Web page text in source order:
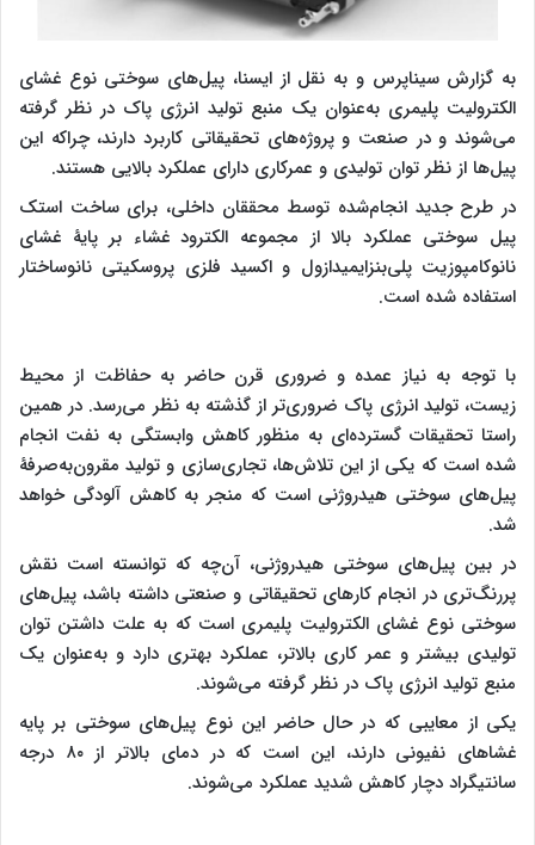
به گزارش سیناپرس و به نقل از ایسنا، پیل‌های سوختی نوع غشای
الکترولیت پلیمری به‌عنوان یک منبع تولید انرژی پاک در نظر گرفته
می‌شوند و در صنعت و پروژه‌های تحقیقاتی کاربرد دارند، چراکه این
پیل‌ها از نظر توان تولیدی و عمرکاری دارای عملکرد بالایی هستند.
در طرح جدید انجام‌شده توسط محققان داخلی، برای ساخت استک
پیل سوختی عملکرد بالا از مجموعه الکترود غشاء بر پایۀ غشای
نانوکامپوزیت پلی‌بنزایمیدازول و اکسید فلزی پروسکیتی نانوساختار
استفاده شده است.
با توجه به نیاز عمده و ضروری قرن حاضر به حفاظت از محیط
زیست، تولید انرژی پاک ضروری‌تر از گذشته به نظر می‌رسد. در همین
راستا تحقیقات گسترده‌ای به منظور کاهش وابستگی به نفت انجام
شده است که یکی از این تلاش‌ها، تجاری‌سازی و تولید مقرون‌به‌صرفۀ
پیل‌های سوختی هیدروژنی است که منجر به کاهش آلودگی خواهد
شد.
در بین پیل‌های سوختی هیدروژنی، آن‌چه که توانسته است نقش
پررنگ‌تری در انجام کارهای تحقیقاتی و صنعتی داشته باشد، پیل‌های
سوختی نوع غشای الکترولیت پلیمری است که به علت داشتن توان
تولیدی بیشتر و عمر کاری بالاتر، عملکرد بهتری دارد و به‌عنوان یک
منبع تولید انرژی پاک در نظر گرفته می‌شوند.
یکی از معایبی که در حال حاضر این نوع پیل‌های سوختی بر پایه
غشاهای نفیونی دارند، این است که در دمای بالاتر از ۸۰ درجه
سانتیگراد دچار کاهش شدید عملکرد می‌شوند.